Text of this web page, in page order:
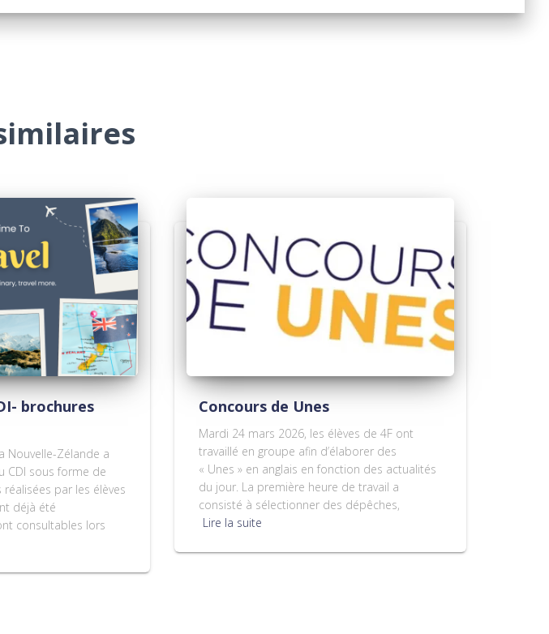
brochures
Nouvelle-Zélande a
CDI sous forme de
par les élèves
déjà été
consultables lors
Concours de Unes
Mardi 24 mars 2026, les élèves de 4F ont
travaillé en groupe afin d’élaborer des
« Unes » en anglais en fonction des actualités
du jour. La première heure de travail a
consisté à sélectionner des dépêches,
Lire la suite